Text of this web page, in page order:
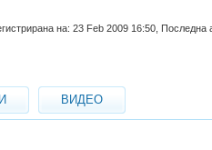
на: 23 Feb 2009 16:50, Последна
ВИДЕО